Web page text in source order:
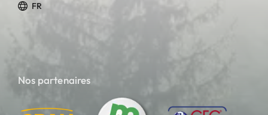
FR
Nos partenaires